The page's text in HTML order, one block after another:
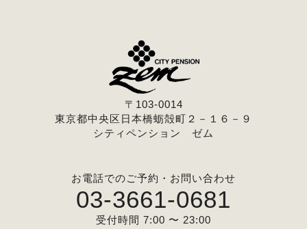
〒103-0014
東京都中央区日本橋蛎殻町２－１６－９
シティペンション ゼム
お電話でのご予約・お問い合わせ
03-3661-0681
受付時間 7:00 〜 23:00